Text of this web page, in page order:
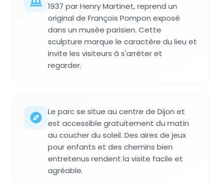
1937 par Henry Martinet, reprend un
original de François Pompon exposé
dans un musée parisien. Cette
sculpture marque le caractère du lieu et
invite les visiteurs à s'arrêter et
regarder.
Le parc se situe au centre de Dijon et
est accessible gratuitement du matin
au coucher du soleil. Des aires de jeux
pour enfants et des chemins bien
entretenus rendent la visite facile et
agréable.